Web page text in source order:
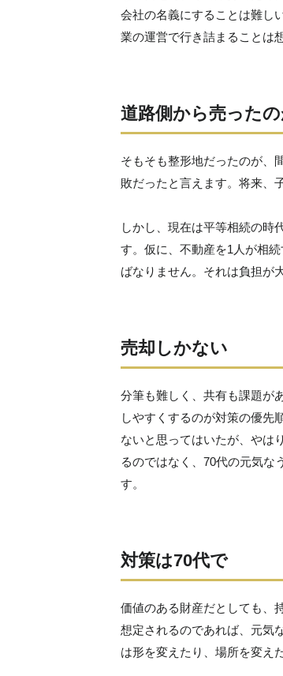
会社の名義にすることは難し
業の運営で行き詰まることは
道路側から売った
そもそも整形地だったのが、
敗だったと言えます。将来、
しかし、現在は平等相続の時
す。仮に、不動産を1人が相
ばなりません。それは負担が
売却しかない
分筆も難しく、共有も課題が
しやすくするのが対策の優先
ないと思ってはいたが、やは
るのではなく、70代の元気な
す。
対策は70代で
価値のある財産だとしても、
想定されるのであれば、元気
は形を変えたり、場所を変え